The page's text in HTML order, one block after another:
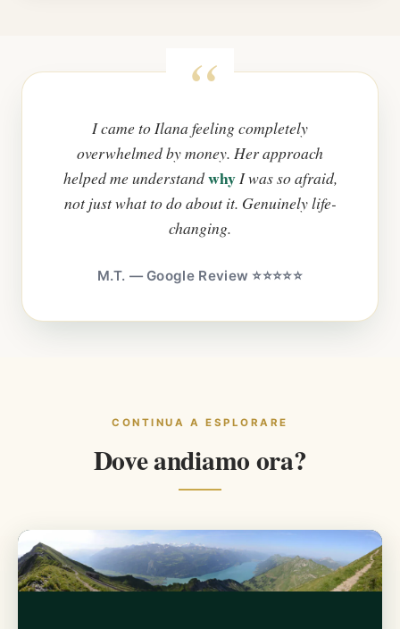
I came to Ilana feeling completely
overwhelmed by money. Her approach
helped me understandwhyI was so afraid,
not just what to do about it. Genuinely life-
changing.
M.T. — Google Review ⭐⭐⭐⭐⭐
CONTINUA A ESPLORARE
Dove andiamo ora?